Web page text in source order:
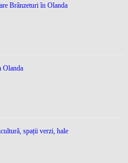
Brânzeturi în Olanda
Olanda
spații verzi, hale